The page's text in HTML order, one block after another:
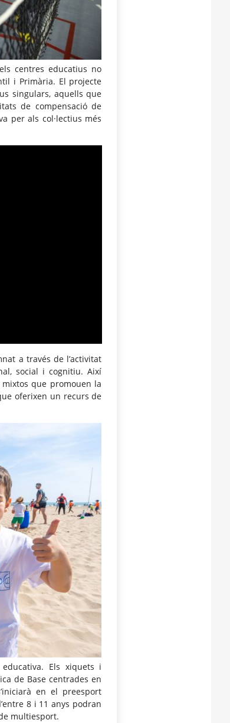
centres educatius no
i Primària. El projecte
singulars, aquells que
de compensació de
per als col·lectius més
a través de l’activitat
social i cognitiu. Així
que promouen la
oferixen un recurs de
Els xiquets i
de Base centrades en
en el preesport
8 i 11 anys podran
multiesport.